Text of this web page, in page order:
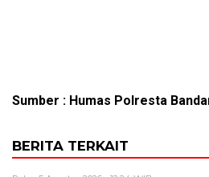
Sumber : Humas Polresta
BERITA TERKAIT